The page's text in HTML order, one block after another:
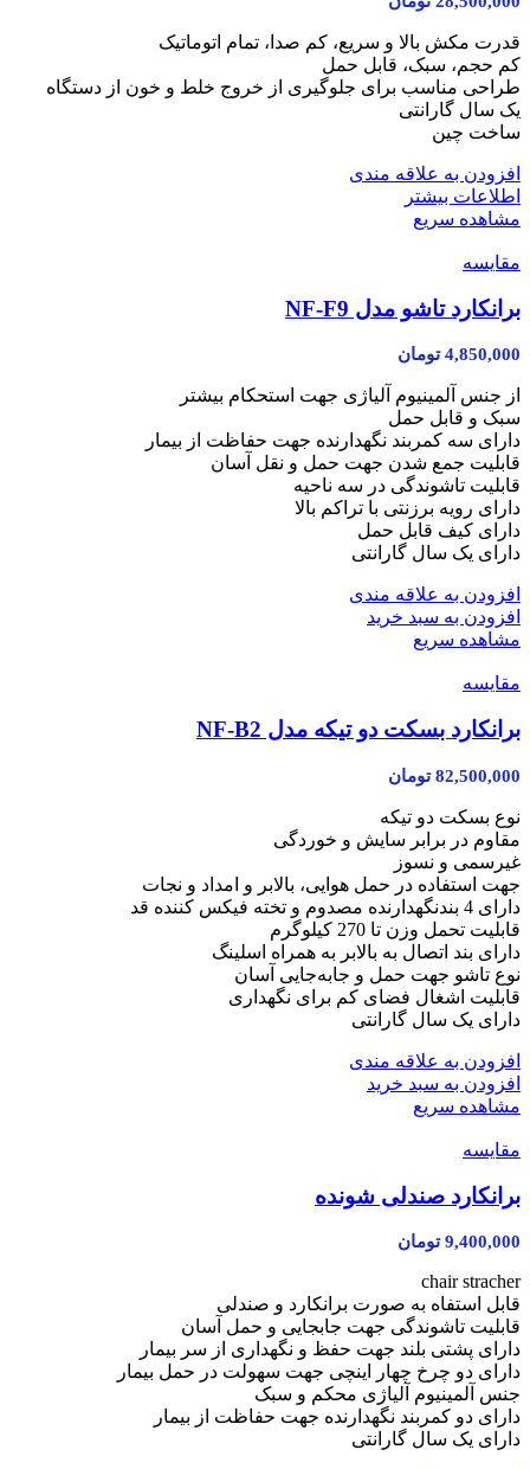
قدرت مکش بالا و سریع، کم صدا، تمام اتوماتیک
کم حجم، سبک، قابل حمل
طراحی مناسب برای جلوگیری از خروج خلط و خون از دستگاه
یک سال گارانتی
ساخت چین
افزودن به علاقه مندی
اطلاعات بیشتر
مشاهده سریع
مقایسه
برانکارد تاشو مدل NF-F9
4,850,000 تومان
از جنس آلمینیوم آلیاژی جهت استحکام بیشتر
سبک و قابل حمل
دارای سه کمربند نگهدارنده جهت حفاظت از بیمار
قابلیت جمع شدن جهت حمل و نقل آسان
قابلیت تاشوندگی در سه ناحیه
دارای رویه برزنتی با تراکم بالا
دارای کیف قابل حمل
دارای یک سال گارانتی
افزودن به علاقه مندی
افزودن به سبد خرید
مشاهده سریع
مقایسه
برانکارد بسکت دو تیکه مدل NF-B2
82,500,000 تومان
نوع بسکت دو تیکه
مقاوم در برابر سایش و خوردگی
غیرسمی و نسوز
جهت استفاده در حمل هوایی، بالابر و امداد و نجات
دارای 4 بندنگهدارنده مصدوم و تخته فیکس کننده قد
قابلیت تحمل وزن تا 270 کیلوگرم
دارای بند اتصال به بالابر به همراه اسلینگ
نوع تاشو جهت حمل و جابه‌جایی آسان
قابلیت اشغال فضای کم برای نگهداری
دارای یک سال گارانتی
افزودن به علاقه مندی
افزودن به سبد خرید
مشاهده سریع
مقایسه
برانکارد صندلی شونده
9,400,000 تومان
chair stracher
قابل استفاه به صورت برانکارد و صندلی
قابلیت تاشوندگی جهت جابجایی و حمل آسان
دارای پشتی بلند جهت حفظ و نگهداری از سر بیمار
دارای دو چرخ چهار اینچی جهت سهولت در حمل بیمار
جنس آلمینیوم آلیاژی محکم و سبک
دارای دو کمربند نگهدارنده جهت حفاظت از بیمار
دارای یک سال گارانتی